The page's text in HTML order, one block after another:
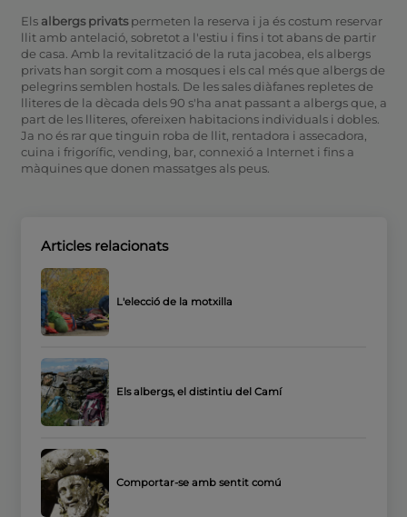
Els albergs privatspermeten la reserva i ja és costum reservar
llit amb antelació, sobretot a l'estiu i fins i tot abans de partir
de casa. Amb la revitalització de la ruta jacobea, els albergs
privats han sorgit com a mosques i els cal més que albergs de
pelegrins semblen hostals. De les sales diàfanes repletes de
lliteres de la dècada dels 90 s'ha anat passant a albergs que, a
part de les lliteres, ofereixen habitacions individuals i dobles.
Ja no és rar que tinguin roba de llit, rentadora i assecadora,
cuina i frigorífic, vending, bar, connexió a Internet i fins a
màquines que donen massatges als peus.
Articles relacionats
L'elecció de la motxilla
Els albergs, el distintiu del Camí
Comportar-se amb sentit comú